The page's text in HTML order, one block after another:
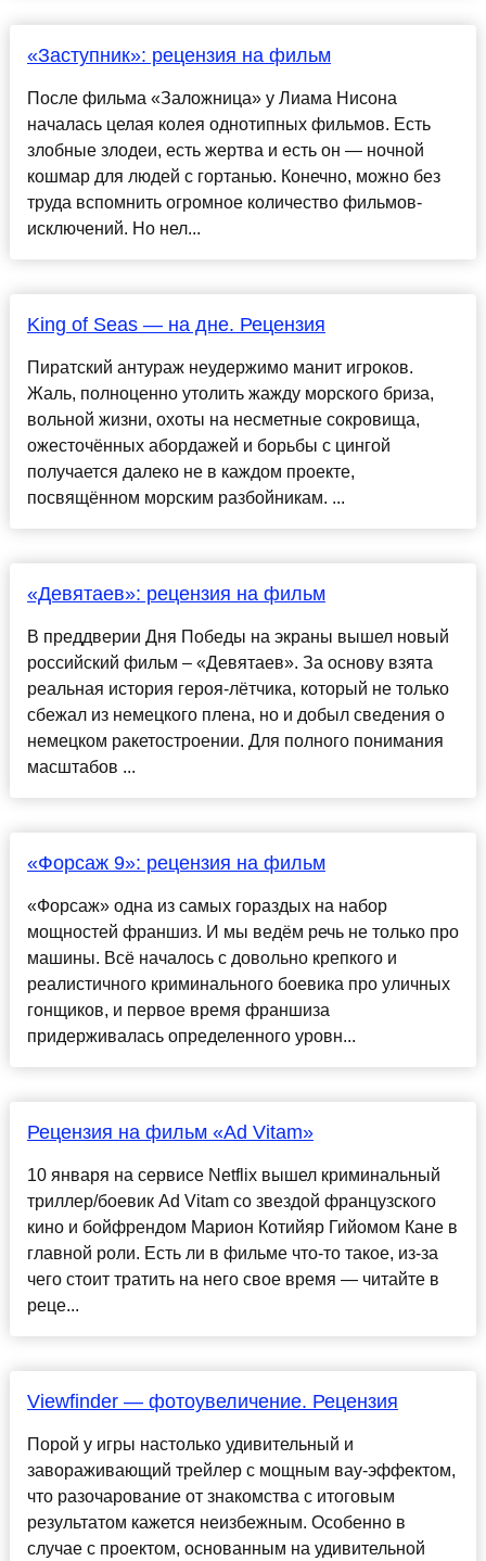
«Заступник»: рецензия на фильм
После фильма «Заложница» у Лиама Нисона
началась целая колея однотипных фильмов. Есть
злобные злодеи, есть жертва и есть он — ночной
кошмар для людей с гортанью. Конечно, можно без
труда вспомнить огромное количество фильмов-
исключений. Но нел...
King of Seas — на дне. Рецензия
Пиратский антураж неудержимо манит игроков.
Жаль, полноценно утолить жажду морского бриза,
вольной жизни, охоты на несметные сокровища,
ожесточённых абордажей и борьбы с цингой
получается далеко не в каждом проекте,
посвящённом морским разбойникам. ...
«Девятаев»: рецензия на фильм
В преддверии Дня Победы на экраны вышел новый
российский фильм – «Девятаев». За основу взята
реальная история героя-лётчика, который не только
сбежал из немецкого плена, но и добыл сведения о
немецком ракетостроении. Для полного понимания
масштабов ...
«Форсаж 9»: рецензия на фильм
«Форсаж» одна из самых гораздых на набор
мощностей франшиз. И мы ведём речь не только про
машины. Всё началось с довольно крепкого и
реалистичного криминального боевика про уличных
гонщиков, и первое время франшиза
придерживалась определенного уровн...
Рецензия на фильм «Ad Vitam»
10 января на сервисе Netflix вышел криминальный
триллер/боевик Ad Vitam со звездой французского
кино и бойфрендом Марион Котийяр Гийомом Кане в
главной роли. Есть ли в фильме что-то такое, из-за
чего стоит тратить на него свое время — читайте в
реце...
Viewfinder — фотоувеличение. Рецензия
Порой у игры настолько удивительный и
завораживающий трейлер с мощным вау-эффектом,
что разочарование от знакомства с итоговым
результатом кажется неизбежным. Особенно в
случае с проектом, основанным на удивительной